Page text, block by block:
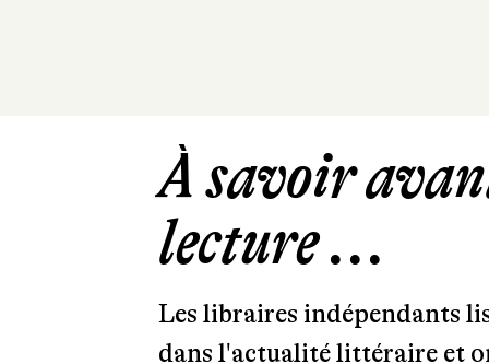
À savoir
lecture ...
Les libraires indépendants
dans l'actualité littéraire et